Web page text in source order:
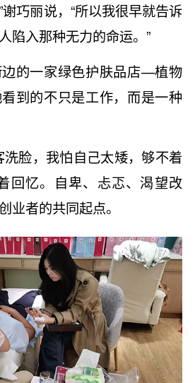
巧丽说，“所以我很早就告诉
陷入那种无力的命运。”
的一家绿色护肤品店—植物
到的不只是工作，而是一种
洗脸，我怕自己太矮，够不着
回忆。自卑、忐忑、渴望改
业者的共同起点。